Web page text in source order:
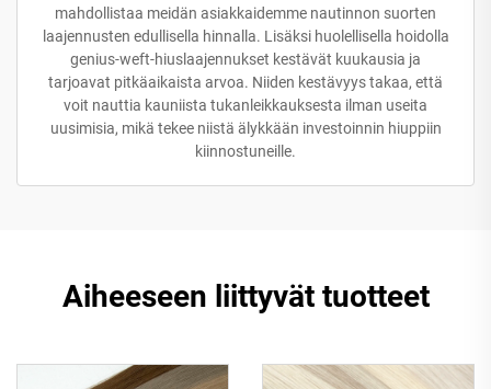
mahdollistaa meidän asiakkaidemme nautinnon suorten
laajennusten edullisella hinnalla. Lisäksi huolellisella hoidolla
genius-weft-hiuslaajennukset kestävät kuukausia ja
tarjoavat pitkäaikaista arvoa. Niiden kestävyys takaa, että
voit nauttia kauniista tukanleikkauksesta ilman useita
uusimisia, mikä tekee niistä älykkään investoinnin hiuppiin
kiinnostuneille.
Aiheeseen liittyvät tuotteet